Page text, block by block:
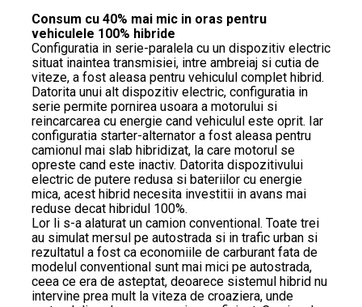
Consum cu 40% mai mic in oras pentru
vehiculele 100% hibride
Configuratia in serie-paralela cu un dispozitiv electric
situat inaintea transmisiei, intre ambreiaj si cutia de
viteze, a fost aleasa pentru vehiculul complet hibrid.
Datorita unui alt dispozitiv electric, configuratia in
serie permite pornirea usoara a motorului si
reincarcarea cu energie cand vehiculul este oprit. Iar
configuratia starter-alternator a fost aleasa pentru
camionul mai slab hibridizat, la care motorul se
opreste cand este inactiv. Datorita dispozitivului
electric de putere redusa si bateriilor cu energie
mica, acest hibrid necesita investitii in avans mai
reduse decat hibridul 100%.
Lor li s-a alaturat un camion conventional. Toate trei
au simulat mersul pe autostrada si in trafic urban si
rezultatul a fost ca economiile de carburant fata de
modelul conventional sunt mai mici pe autostrada,
ceea ce era de asteptat, deoarece sistemul hibrid nu
intervine prea mult la viteza de croaziera, unde